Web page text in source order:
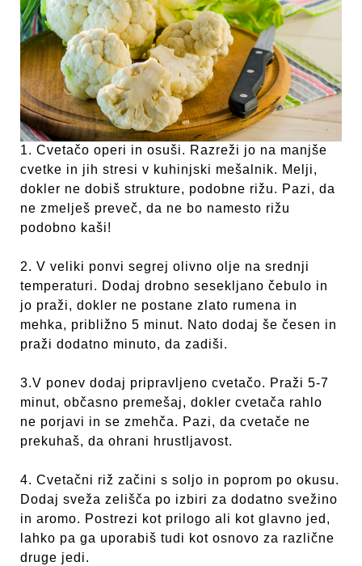
1. Cvetačo operi in osuši. Razreži jo na manjše
cvetke in jih stresi v kuhinjski mešalnik. Melji,
dokler ne dobiš strukture, podobne rižu. Pazi, da
ne zmelješ preveč, da ne bo namesto rižu
podobno kaši!
2. V veliki ponvi segrej olivno olje na srednji
temperaturi. Dodaj drobno sesekljano čebulo in
jo praži, dokler ne postane zlato rumena in
mehka, približno 5 minut. Nato dodaj še česen in
praži dodatno minuto, da zadiši.
3.V ponev dodaj pripravljeno cvetačo. Praži 5-7
minut, občasno premešaj, dokler cvetača rahlo
ne porjavi in se zmehča. Pazi, da cvetače ne
prekuhaš, da ohrani hrustljavost.
4. Cvetačni riž začini s soljo in poprom po okusu.
Dodaj sveža zelišča po izbiri za dodatno svežino
in aromo. Postrezi kot prilogo ali kot glavno jed,
lahko pa ga uporabiš tudi kot osnovo za različne
druge jedi.